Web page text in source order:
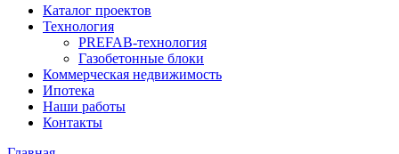
Каталог проектов
Технология
PREFAB-технология
Газобетонные блоки
Коммерческая недвижимость
Ипотека
Наши работы
Контакты